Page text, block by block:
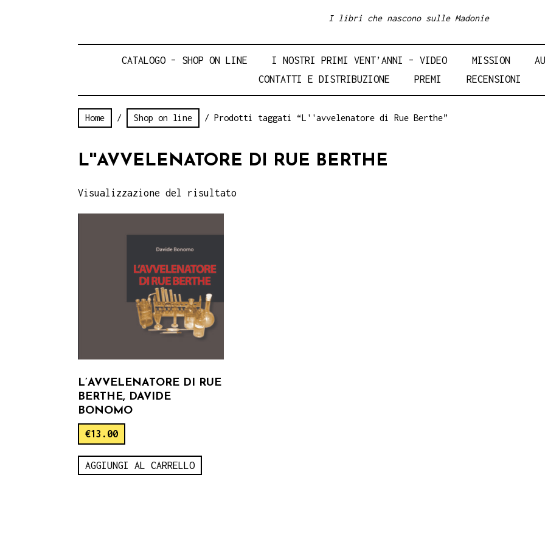
I libri che nascono sulle Madonie
CATALOGO – SHOP ON LINE I NOSTRI PRIMI VENT’ANNI – VIDEO MISSION
CONTATTI E DISTRIBUZIONE
PREMI RECENSIONI
Home / Shop on line / Prodotti taggati “L''avvelenatore di Rue Berthe”
L''AVVELENATORE DI RUE BERTHE
Visualizzazione del risultato
L’AVVELENATORE DI RUE
BERTHE, DAVIDE
BONOMO
€13.00
AGGIUNGI AL CARRELLO